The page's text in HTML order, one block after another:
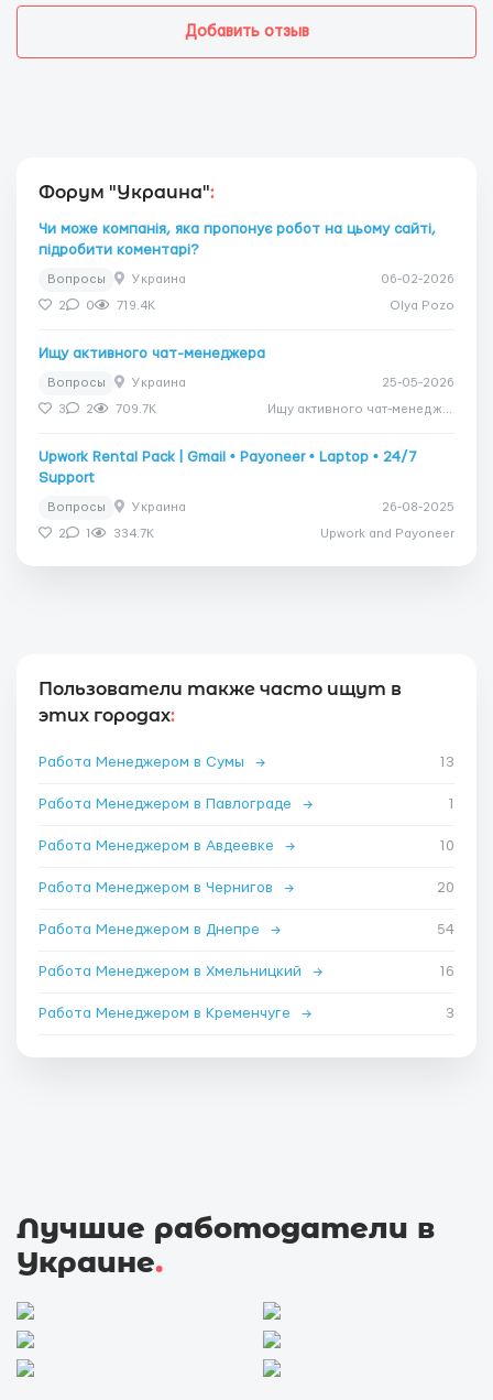
Добавить отзыв
Форум "Украина":
Чи може компанія, яка пропонує робот на цьому сайті,
підробити коментарі?
Вопросы Украина 06-02-2026
2 0 719.4K Olya Pozo
Ищу активного чат-менеджера
Вопросы Украина 25-05-2026
3 2 709.7K
Upwork Rental Pack | Gmail • Payoneer • Laptop • 24/7
Support
Вопросы Украина 26-08-2025
2 1 334.7K Upwork and Payoneer
Пользователи также часто ищут в
этих городах:
Работа Менеджером в Сумы → 13
Работа Менеджером в Павлограде → 1
Работа Менеджером в Авдеевке → 10
Работа Менеджером в Чернигов → 20
Работа Менеджером в Днепре → 54
Работа Менеджером в Хмельницкий → 16
Работа Менеджером в Кременчуге → 3
Лучшие работодатели в
Украине.